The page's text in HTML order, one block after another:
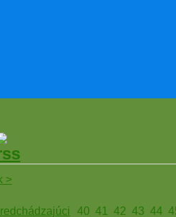
>
40 41 42 43 44